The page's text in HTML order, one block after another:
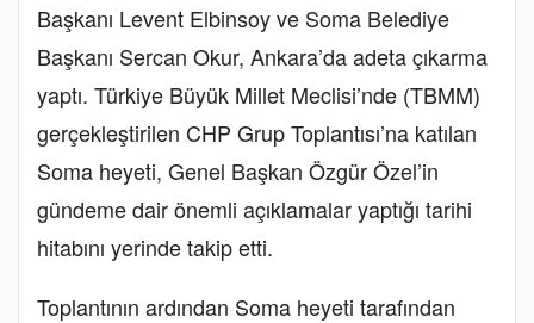
Başkanı Levent Elbinsoy ve Soma Belediye
Başkanı Sercan Okur, Ankara’da adeta çıkarma
yaptı. Türkiye Büyük Millet Meclisi’nde (TBMM)
gerçekleştirilen CHP Grup Toplantısı’na katılan
Soma heyeti, Genel Başkan Özgür Özel’in
gündeme dair önemli açıklamalar yaptığı tarihi
hitabını yerinde takip etti.
Toplantının ardından Soma heyeti tarafından